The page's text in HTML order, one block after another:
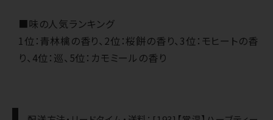
■味の人気ランキング
1位：青林檎の香り、2位：桜餅の香り、3位：モヒートの香
り、4位：巡、5位：カモミールの香り